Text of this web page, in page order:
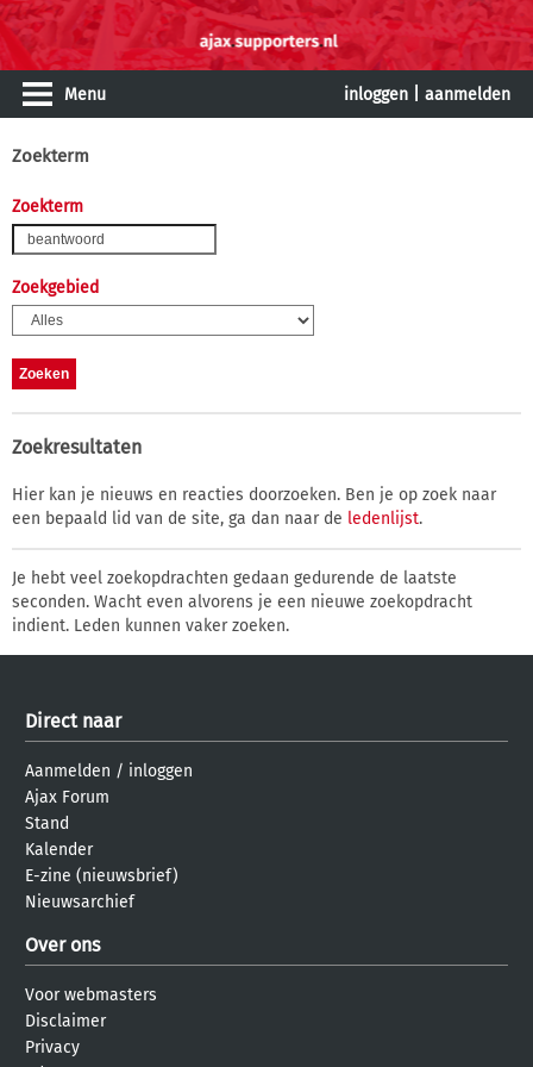
Menu inloggen aanmelden
Zoekterm
Zoekterm
Zoekgebied
Zoekresultaten
Hier kan je nieuws en reacties doorzoeken. Ben je op zoek naar
een bepaald lid van de site, ga dan naar de ledenlijst.
Je hebt veel zoekopdrachten gedaan gedurende de laatste
seconden. Wacht even alvorens je een nieuwe zoekopdracht
indient. Leden kunnen vaker zoeken.
Direct naar
Aanmelden / inloggen
Ajax Forum
Stand
Kalender
E-zine (nieuwsbrief)
Nieuwsarchief
Over ons
Voor webmasters
Disclaimer
Privacy